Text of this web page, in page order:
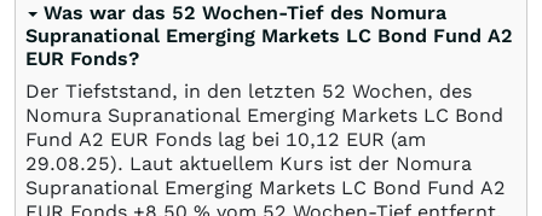
Was war das 52 Wochen-Tief des Nomura
Supranational Emerging Markets LC Bond Fund A2
EUR Fonds?
Der Tiefststand, in den letzten 52 Wochen, des
Nomura Supranational Emerging Markets LC Bond
Fund A2 EUR Fonds lag bei 10,12 EUR (am
29.08.25). Laut aktuellem Kurs ist der Nomura
Supranational Emerging Markets LC Bond Fund A2